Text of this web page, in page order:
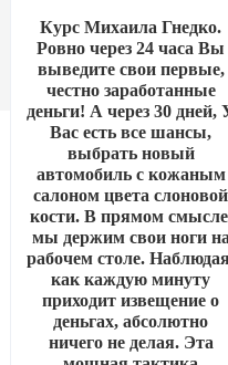
Курс Михаила Гнедко.
Ровно через 24 часа Вы
выведите свои первые,
честно заработанные
деньги! А через 30 дней,
Вас есть все шансы,
выбрать новый
автомобиль с кожаным
салоном цвета слоновой
кости. В прямом
мы держим свои ноги
рабочем столе.
как каждую минуту
приходит извещение о
деньгах, абсолютно
ничего не делая. Эта